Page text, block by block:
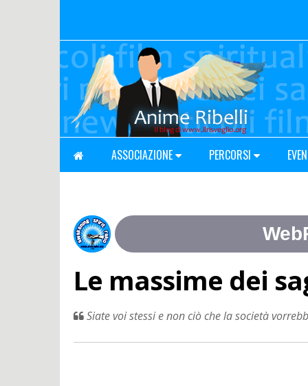
ASSOCIAZIONE PERCORSI
Le massime dei
Siate voi stessi e non ciò che la società